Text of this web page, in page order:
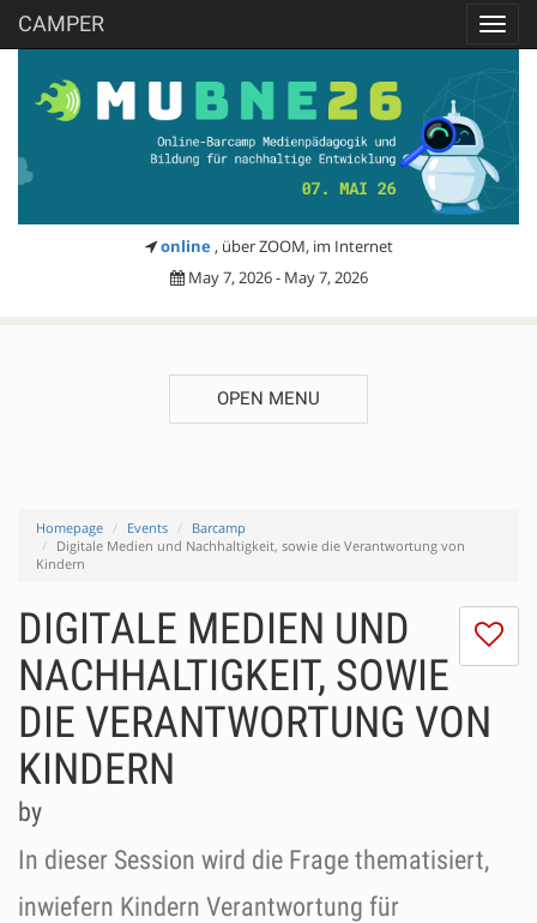
CAMPER
online , über ZOOM, im Internet
May 7, 2026 - May 7, 2026
OPEN MENU
Homepage Events
Barcamp
Digitale Medien und Nachhaltigkeit, sowie die Verantwortung von
Kindern
I
DIGITALE MEDIEN UND
NACHHALTIGKEIT, SOWIE
DIE VERANTWORTUNG VON
KINDERN
by
In dieser Session wird die Frage thematisiert,
inwiefern Kindern Verantwortung für